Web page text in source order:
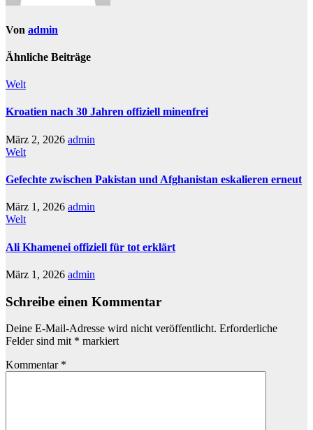
Von admin
Ähnliche Beiträge
Welt
Kroatien nach 30 Jahren offiziell minenfrei
März 2, 2026 admin
Welt
Gefechte zwischen Pakistan und Afghanistan eskalieren erneut
März 1, 2026 admin
Welt
Ali Khamenei offiziell für tot erklärt
März 1, 2026 admin
Schreibe einen Kommentar
Deine E-Mail-Adresse wird nicht veröffentlicht. Erforderliche
Felder sind mit * markiert
Kommentar *